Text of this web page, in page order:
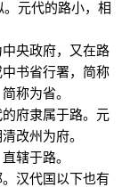
元代的路小，相
央政府，又在路
书省行署，简称
称为省。
府隶属于路。元
改州为府。
辖于路。
汉代国以下也有